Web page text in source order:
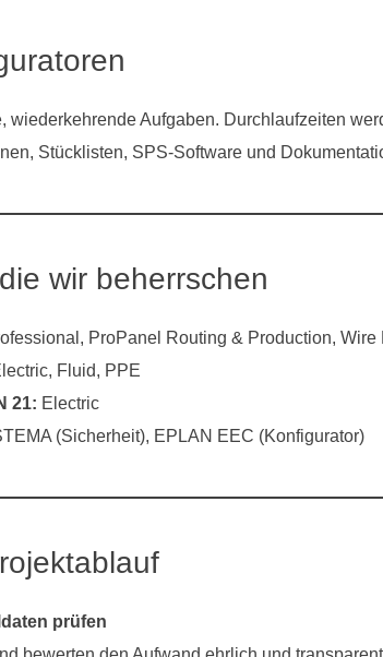
Aufgaben. Durchlaufzeiten
Stücklisten, SPS-Software und
wir beherrschen
ProPanel Routing & Production, Wire
Fluid, PPE
21: Electric
(Sicherheit), EPLAN EEC (Konfigurator)
prüfen